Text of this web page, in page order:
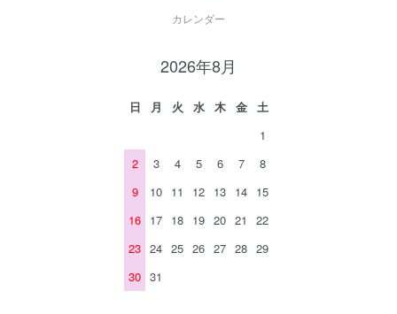
カレンダー
2026年8月
日 月 火 水 木 金
土
1
2
3 4 5 6 7
8
9
10 11 12 13 14 15
16 17 18 19 20 21
22
23 24 25 26 27 28 29
30 31